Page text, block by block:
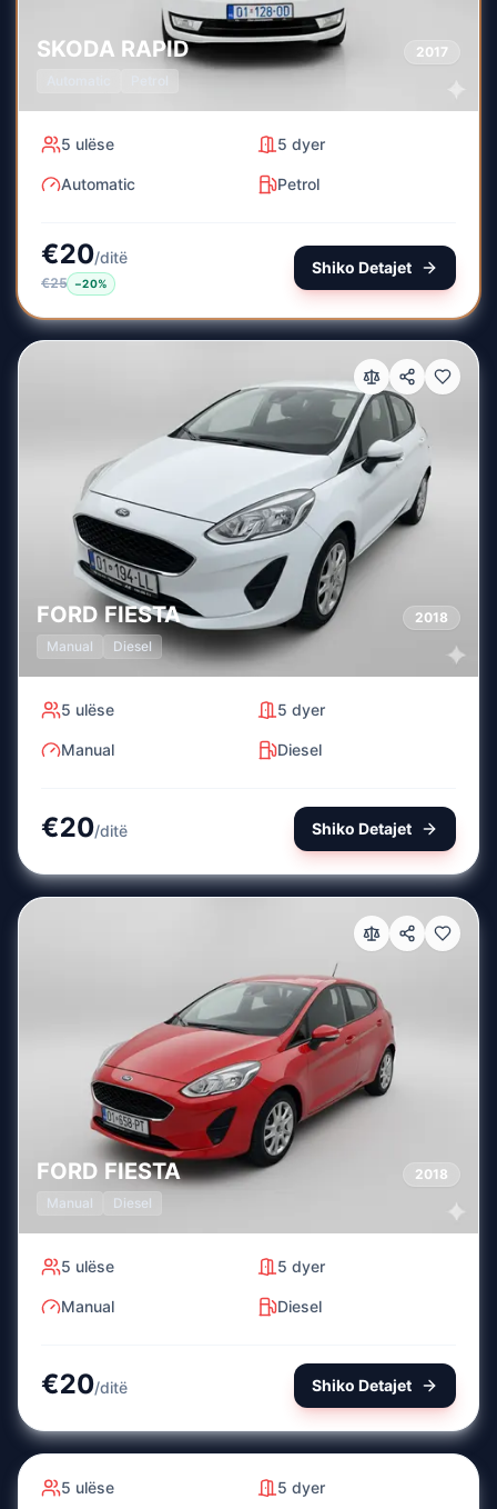
SKODA RAPID
2017
Petrol
5 ulëse 5 dyer
Automatic Petrol
€20/ditë
€25 −20%
Shiko Detajet
FORD FIESTA
2018
Manual
Diesel
5 ulëse 5 dyer
Manual Diesel
€20/ditë Shiko Detajet
FORD FIESTA
2018
Manual
Diesel
5 ulëse 5 dyer
Manual Diesel
€20/ditë Shiko Detajet
FORD FIESTA
2019
5 ulëse 5 dyer